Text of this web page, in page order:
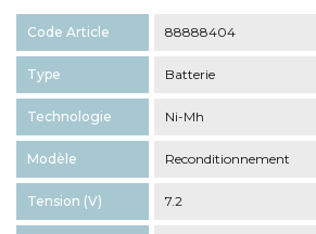
Code Article 88888404
Type Batterie
Technologie Ni-Mh
Modèle Reconditionnement
Tension (V) 7.2